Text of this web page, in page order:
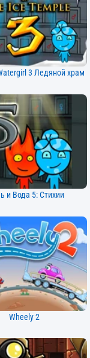
3 Ледяной храм
и Вода 5: Стихии
Wheely 2